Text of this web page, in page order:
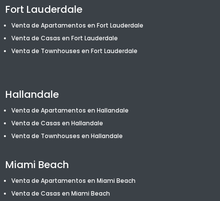
Fort Lauderdale
Venta de Apartamentos en Fort Lauderdale
Venta de Casas en Fort Lauderdale
Venta de Townhouses en Fort Lauderdale
Hallandale
Venta de Apartamentos en Hallandale
Venta de Casas en Hallandale
Venta de Townhouses en Hallandale
Miami Beach
Venta de Apartamentos en Miami Beach
Venta de Casas en Miami Beach